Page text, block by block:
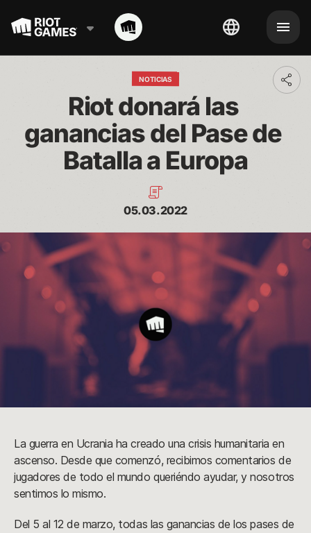
NOTICIAS
Riot donará las
ganancias del Pase de
Batalla a Europa
05.03.2022
La guerra en Ucrania ha creado una crisis humanitaria en
ascenso. Desde que comenzó, recibimos comentarios de
jugadores de todo el mundo queriéndo ayudar, y nosotros
sentimos lo mismo.
Del 5 al 12 de marzo, todas las ganancias de los pases de